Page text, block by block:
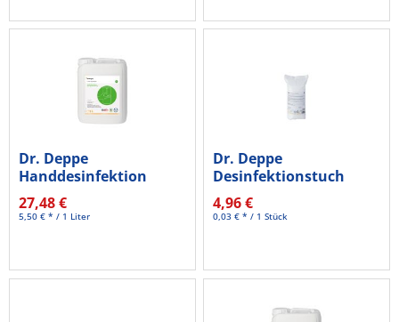
Dr. Deppe
Handdesinfektion
Lotio Sept Basic...
27,48 €
5,50 € * / 1 Liter
Dr. Deppe
Desinfektionstuch
601113 Refill 150St.
4,96 €
0,03 € * / 1 Stück